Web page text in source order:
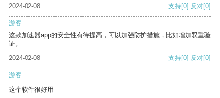
2024-02-08 支持[0] 反对[0]
游客
这款加速器app的安全性有待提高，可以加强防护措施，比如增加双重验
证。
2024-02-08
支持[0] 反对[0]
游客
这个软件很好用